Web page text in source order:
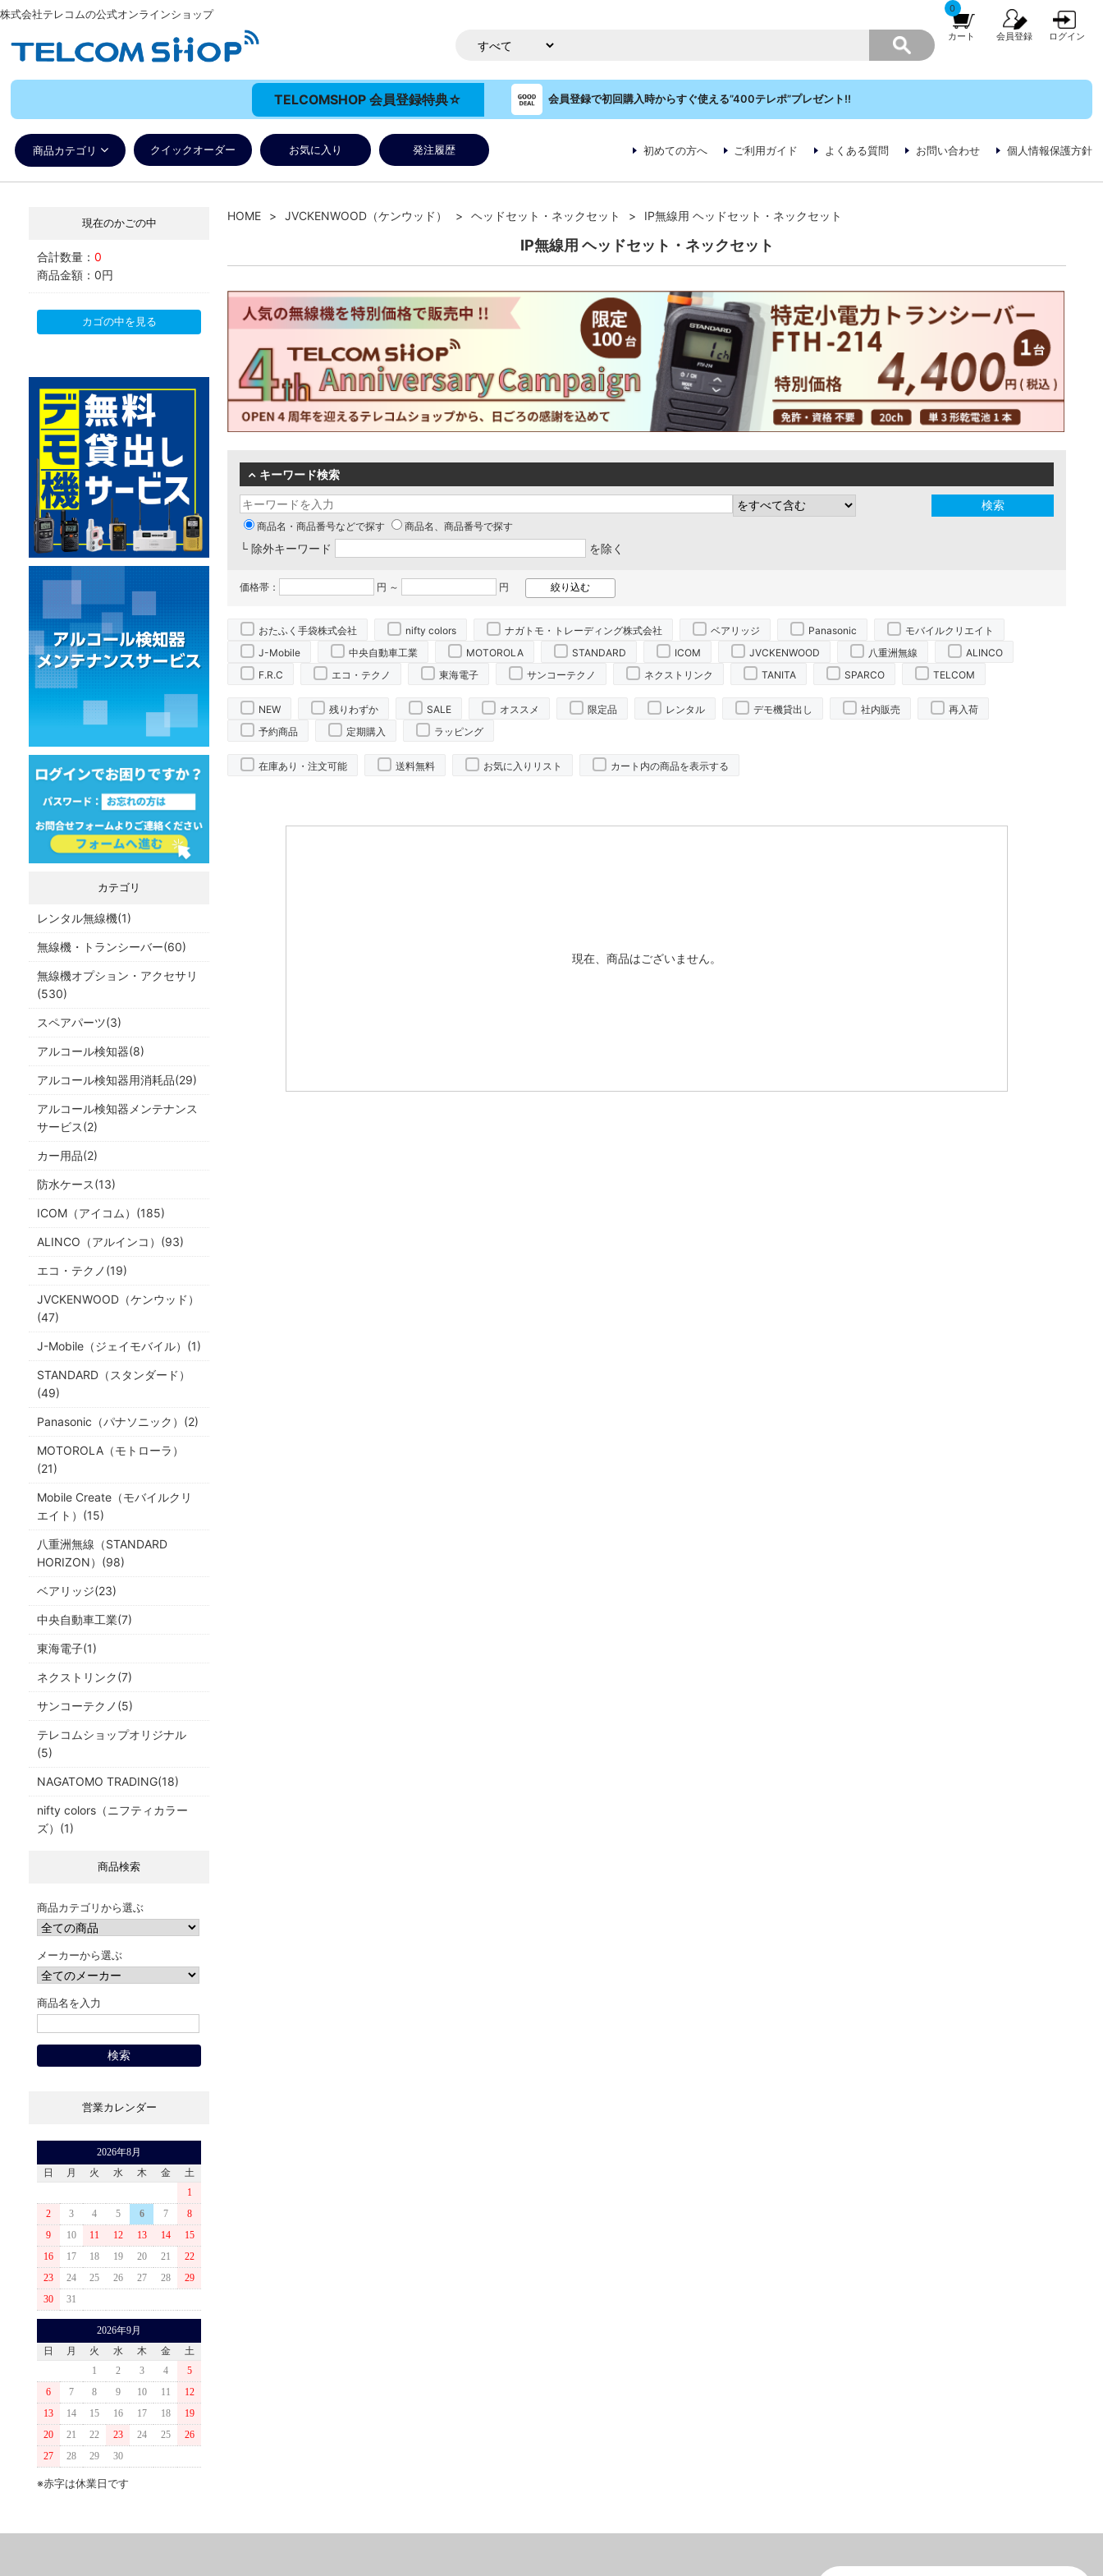
株式会社テレコムの公式オンラインショップ 0
カート 会員登録 ログイン
TELCOMSHOP 会員登録特典☆ 会員登録で初回購入時からすぐ使える”400テレポ”プレゼント!!
商品カテゴリ クイックオーダー お気に入り 発注履歴 初めての方へ ご利用ガイド よくある質問 お問い合わせ 個人情報保護方針
現在のかごの中
合計数量： 0
商品金額： 0円
カゴの中を見る
カテゴリ
レンタル無線機(1)
無線機・トランシーバー(60)
無線機オプション・アクセサリ
(530)
スペアパーツ(3)
アルコール検知器(8)
アルコール検知器用消耗品(29)
アルコール検知器メンテナンス
サービス(2)
カー用品(2)
防水ケース(13)
ICOM（アイコム）(185)
ALINCO（アルインコ）(93)
エコ・テクノ(19)
JVCKENWOOD（ケンウッド）
(47)
J-Mobile（ジェイモバイル）(1)
STANDARD（スタンダード）
(49)
Panasonic（パナソニック）(2)
MOTOROLA（モトローラ）
(21)
Mobile Create（モバイルクリ
エイト）(15)
八重洲無線（STANDARD
HORIZON）(98)
ベアリッジ(23)
中央自動車工業(7)
東海電子(1)
ネクストリンク(7)
サンコーテクノ(5)
テレコムショップオリジナル
(5)
NAGATOMO TRADING(18)
nifty colors（ニフティカラー
ズ）(1)
商品検索
商品カテゴリから選ぶ
メーカーから選ぶ
商品名を入力
営業カレンダー
2026年8月
日
月 火 水 木 金
土
1
2
3 4 5 6 7
8
9
10 11 12 13 14
15
16
17 18 19 20 21
22
23
24 25 26 27 28
29
30
31
2026年9月
日
月 火 水 木 金
土
1
2 3 4
5
6
7 8 9 10 11
12
13
14 15 16 17 18
19
20
21 22 23 24 25
26
27
28 29 30
※赤字は休業日です
HOME JVCKENWOOD（ケンウッド） ヘッドセット・ネックセット IP無線用 ヘッドセット・ネックセット
IP無線用 ヘッドセット・ネックセット
キーワード検索
商品名・商品番号などで探す 商品名、商品番号で探す
└ 除外キーワード を除く
価格帯： 円 ～ 円
おたふく手袋株式会社 nifty colors ナガトモ・トレーディング株式会社 ベアリッジ Panasonic
モバイルクリエイト
J-Mobile
中央自動車工業 MOTOROLA STANDARD ICOM JVCKENWOOD 八重洲無線
ALINCO
F.R.C
エコ・テクノ 東海電子 サンコーテクノ ネクストリンク TANITA SPARCO TELCOM
NEW 残りわずか SALE オススメ 限定品 レンタル デモ機貸出し 社内販売
再入荷
予約商品
定期購入 ラッピング
在庫あり・注文可能 送料無料 お気に入りリスト カート内の商品を表示する
現在、商品はございません。